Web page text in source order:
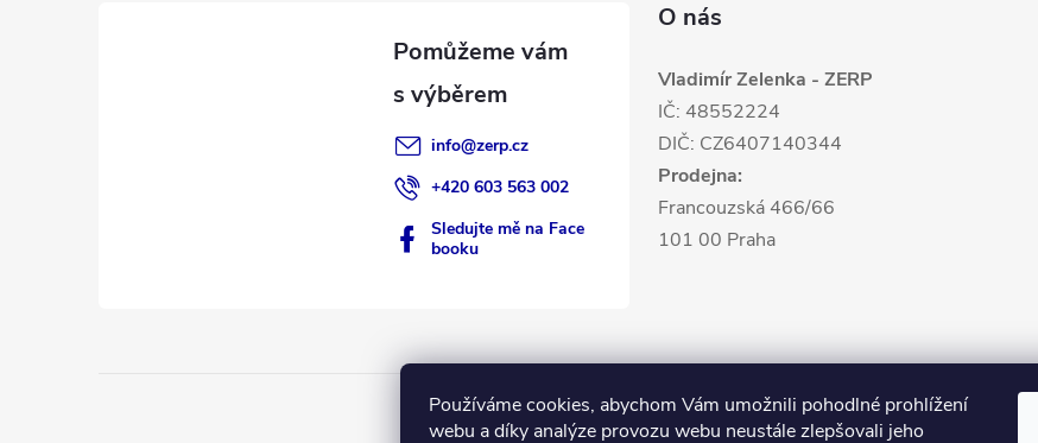
Používáme cookies, abychom Vám umožnili pohodlné prohlížení
webu a díky analýze provozu webu neustále zlepšovali jeho
info@zerp.cz
+420 603 563 002
Sledujte mě na Face
booku
O nás
Vladimír Zelenka - ZERP
IČ: 48552224
DIČ: CZ6407140344
Prodejna:
Francouzská 466/66
101 00 Praha